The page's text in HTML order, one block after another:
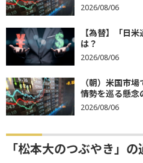
2026/08/06
【為替】「日
は？
2026/08/06
（朝）米国市
情勢を巡る懸念
2026/08/06
「松本大のつぶやき」